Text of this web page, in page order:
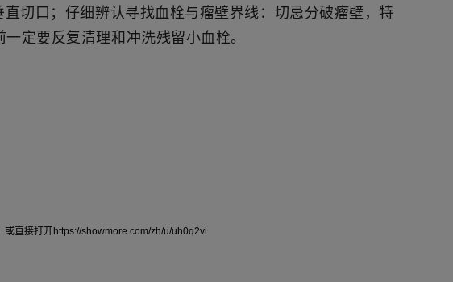
切口；仔细辨认寻找血栓与瘤壁界线：切忌分破瘤壁，特
定要反复清理和冲洗残留小血栓。
或直接打开https://showmore.com/zh/u/uh0q2vi